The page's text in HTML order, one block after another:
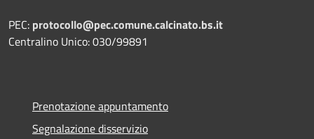
PEC: protocollo@pec.comune.calcinato.bs.it
Centralino Unico: 030/99891
Prenotazione appuntamento
Segnalazione disservizio